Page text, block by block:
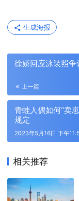
生成海报
徐娇回应泳装照
上一篇
青蛙人偶如何“卖
规定
2023年5月16日 下午
相关推荐